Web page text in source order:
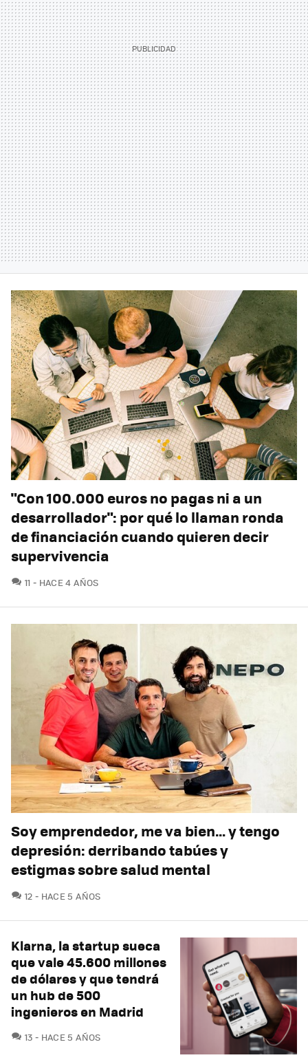
"Con 100.000 euros no pagas ni a un
desarrollador": por qué lo llaman ronda
de financiación cuando quieren decir
supervivencia
11 COMENTARIOS
HACE 4 AÑOS
Soy emprendedor, me va bien… y tengo
depresión: derribando tabúes y
estigmas sobre salud mental
12 COMENTARIOS
HACE 5 AÑOS
Klarna, la startup sueca
que vale 45.600 millones
de dólares y que tendrá
un hub de 500
ingenieros en Madrid
13 COMENTARIOS
HACE 5 AÑOS